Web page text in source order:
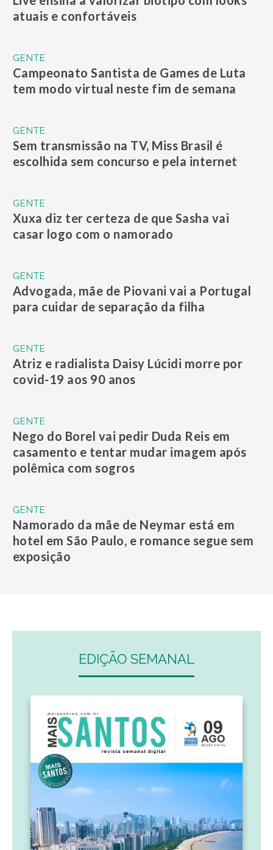
atuais e confortáveis
GENTE
Campeonato Santista de Games de Luta
tem modo virtual neste fim de semana
GENTE
Sem transmissão na TV, Miss Brasil é
escolhida sem concurso e pela internet
GENTE
Xuxa diz ter certeza de que Sasha vai
casar logo com o namorado
GENTE
Advogada, mãe de Piovani vai a Portugal
para cuidar de separação da filha
GENTE
Atriz e radialista Daisy Lúcidi morre por
covid-19 aos 90 anos
GENTE
Nego do Borel vai pedir Duda Reis em
casamento e tentar mudar imagem após
polêmica com sogros
GENTE
Namorado da mãe de Neymar está em
hotel em São Paulo, e romance segue sem
exposição
EDIÇÃO SEMANAL